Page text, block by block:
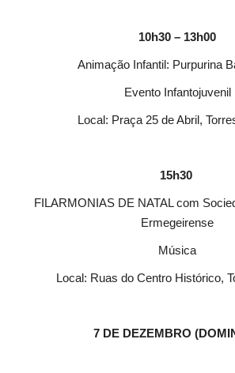
10h30 – 13h00
Animação Infantil: Purpurina
Evento Infantojuvenil
Local: Praça 25 de Abril,
15h30
FILARMONIAS DE NATAL com
Ermegeirense
Música
Local: Ruas do Centro Histórico,
7 DE DEZEMBRO